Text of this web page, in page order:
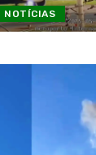
NOTÍCIAS